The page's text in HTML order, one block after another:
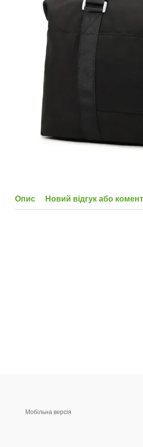
Опис Новий відгук або
Мобільна версія